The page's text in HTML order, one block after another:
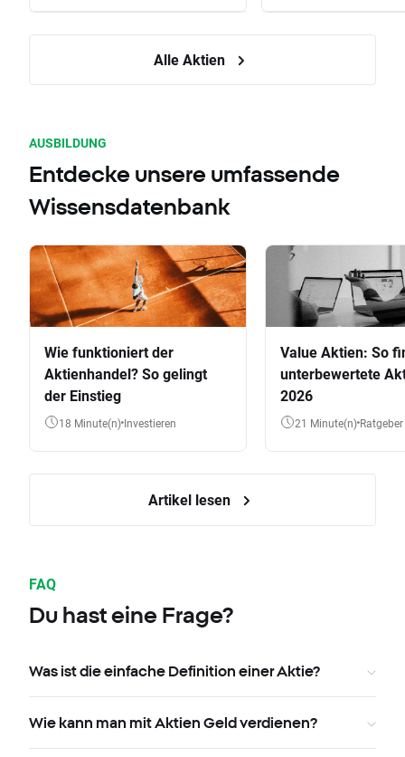
Alle Aktien
AUSBILDUNG
Entdecke unsere umfassende
Wissensdatenbank
Wie funktioniert der
Aktienhandel? So gelingt
der Einstieg
18 Minute(n) Investieren
Value Aktien: So
unterbewertete
2026
21 Minute(n) Ratgeber
Artikel lesen
FAQ
Du hast eine Frage?
Was ist die einfache Definition einer Aktie?
Wie kann man mit Aktien Geld verdienen?